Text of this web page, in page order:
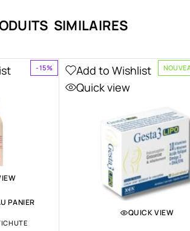
SIMILAIRES
-15%
PANIER
Add to Wishlist
Quick view
QUICK VIEW